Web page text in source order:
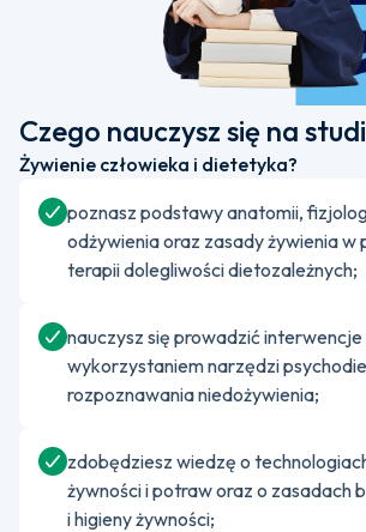
Czego nauczysz się na
Żywienie człowieka i dietetyka?
poznasz podstawy anatomii,
odżywienia oraz zasady żywienia w
terapii dolegliwości dietozależnych;
nauczysz się prowadzić
wykorzystaniem narzędzi
rozpoznawania niedożywienia;
zdobędziesz wiedzę o
żywności i potraw oraz o zasadach
i higieny żywności;